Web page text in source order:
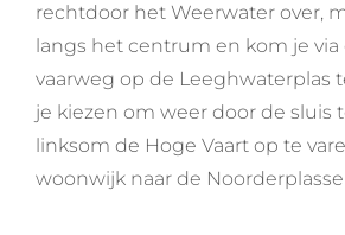
rechtdoor het Weerwater over,
langs het centrum en kom je via
vaarweg op de Leeghwaterplas
je kiezen om weer door de sluis
linksom de Hoge Vaart op te
woonwijk naar de